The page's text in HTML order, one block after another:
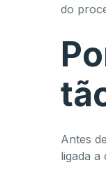
do
Antes
ligada a